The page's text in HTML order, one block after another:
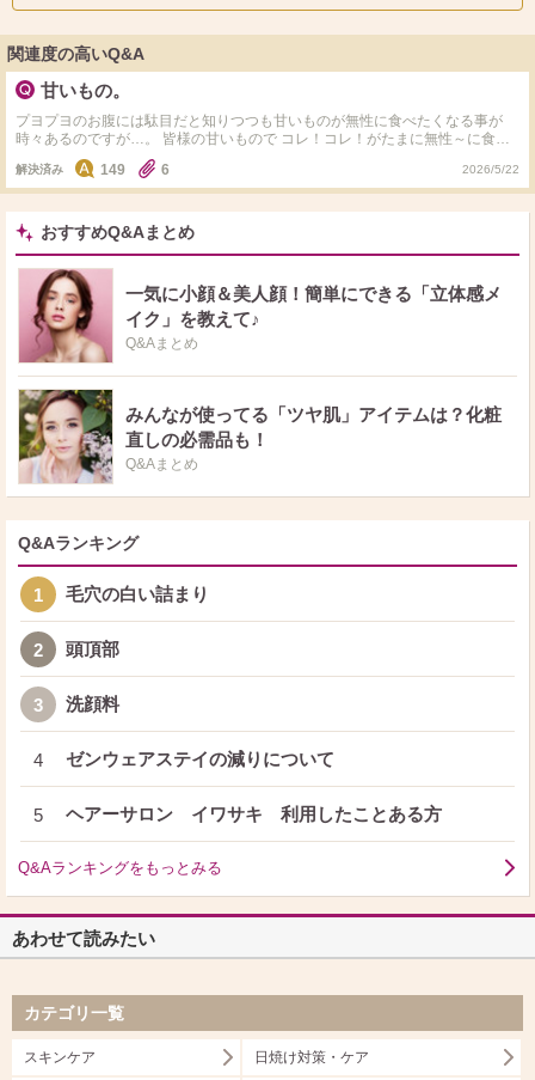
関連度の高いQ&A
甘いもの。
プヨプヨのお腹には駄目だと知りつつも甘いものが無性に食べたくなる事が
時々あるのですが…。 皆様の甘いもので コレ！コレ！がたまに無性～に食べ
解決済み 149 6 2026/5/22
おすすめQ&Aまとめ
一気に小顔＆美人顔！簡単にできる「立体感メ
イク」を教えて♪
Q&Aまとめ
みんなが使ってる「ツヤ肌」アイテムは？化粧
直しの必需品も！
Q&Aまとめ
Q&Aランキング
1 毛穴の白い詰まり
2 頭頂部
3 洗顔料
4 ゼンウェアステイの減りについて
5 ヘアーサロン イワサキ 利用したことある方
Q&Aランキングをもっとみる
あわせて読みたい
カテゴリ一覧
スキンケア 日焼け対策・ケア